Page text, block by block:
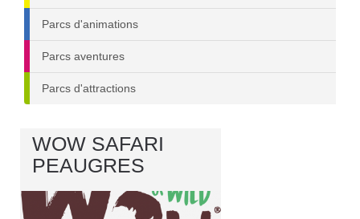
Parcs d'animations
Parcs aventures
Parcs d'attractions
WOW SAFARI
PEAUGRES